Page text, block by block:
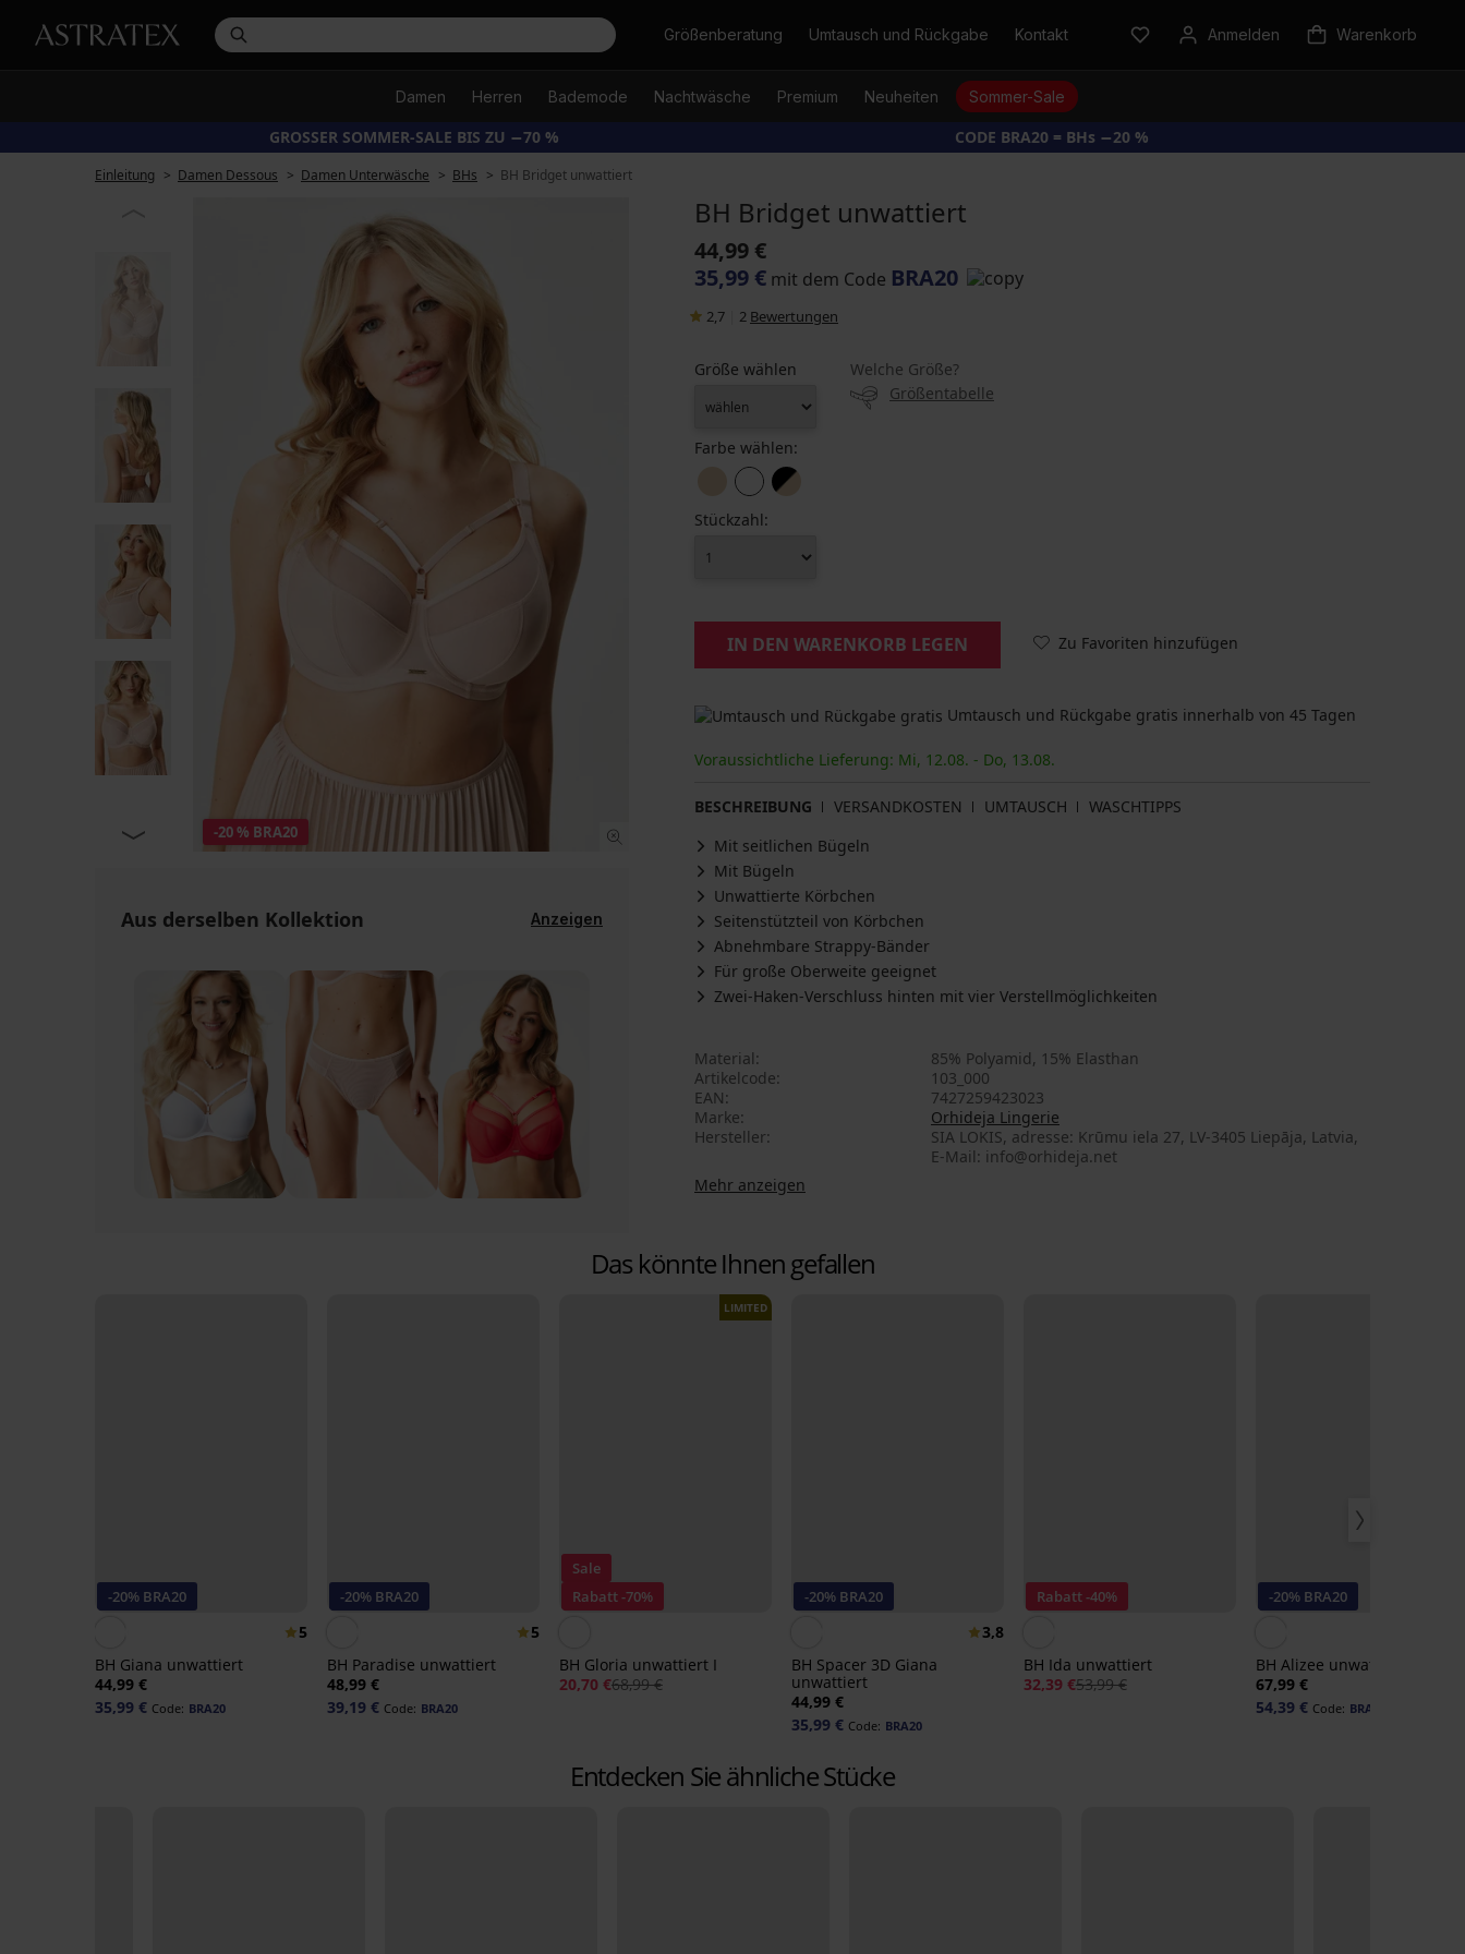
SucheGrößenberatung Umtausch und Rückgabe Kontakt Anmelden Warenkorb
Damen Herren Bademode Nachtwäsche Premium Neuheiten Sommer-Sale
GROSSER SOMMER-SALE BIS ZU −70 % CODE BRA20 = BHs −20 %
Einleitung Damen Dessous Damen Unterwäsche BHs BH Bridget unwattiert
-20 % BRA20
Aus derselben Kollektion Anzeigen
BH Bridget unwattiert
44,99 €
35,99 € mit dem Code BRA20
2,7 2 Bewertungen
Größe wählen
Welche Größe?
Größentabelle
Farbe wählen:
Stückzahl:
IN DEN WARENKORB LEGEN Zu Favoriten hinzufügen
Umtausch und Rückgabe gratis innerhalb von 45 Tagen
Voraussichtliche Lieferung: Mi, 12.08. - Do, 13.08.
BESCHREIBUNG VERSANDKOSTEN UMTAUSCH
WASCHTIPPS
Mit seitlichen Bügeln
Mit Bügeln
Unwattierte Körbchen
Seitenstützteil von Körbchen
Abnehmbare Strappy-Bänder
Für große Oberweite geeignet
Zwei-Haken-Verschluss hinten mit vier Verstellmöglichkeiten
Material
85% Polyamid, 15% Elasthan
Artikelcode
103_000
EAN
7427259423023
Marke
Orhideja Lingerie
Hersteller
SIA LOKIS, adresse: Krūmu iela 27, LV-3405 Liepāja, Latvia,
E-Mail: info@orhideja.net
Mehr anzeigen
Das könnte Ihnen gefallen
-20% BRA20
5
BH Giana unwattiert
44,99 €
35,99 € Code: BRA20
-20% BRA20
5
BH Paradise unwattiert
48,99 €
39,19 € Code: BRA20
Sale
Rabatt -70%
LIMITED
BH Gloria unwattiert I
20,70 €68,99 €
-20% BRA20
3,8
BH Spacer 3D Giana
unwattiert
44,99 €
35,99 € Code: BRA20
Rabatt -40%
BH Ida unwattiert
32,39 €53,99 €
-20% BRA20
BH Alizee unwattiert
67,99 €
54,39 € Code: BRA20
Entdecken Sie ähnliche Stücke